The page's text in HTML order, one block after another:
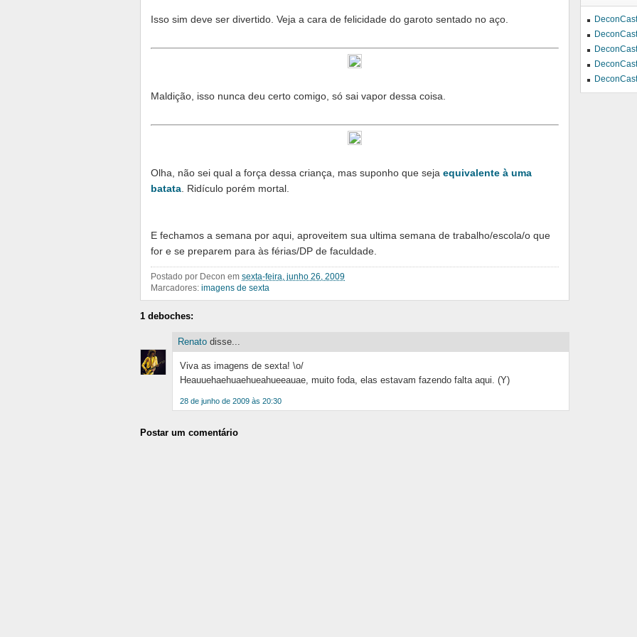
Isso sim deve ser divertido. Veja a cara de felicidade do garoto sentado no aço.
Maldição, isso nunca deu certo comigo, só sai vapor dessa coisa.
Olha, não sei qual a força dessa criança, mas suponho que seja equivalente à uma
batata . Ridículo porém mortal.
E fechamos a semana por aqui, aproveitem sua ultima semana de trabalho/escola/o que
for e se preparem para às férias/DP de faculdade.
Postado por Decon em sexta-feira, junho 26, 2009
Marcadores: imagens de sexta
1 deboches:
Renato disse...
Viva as imagens de sexta! \o/
Heauuehaehuaehueahueeauae, muito foda, elas estavam fazendo falta aqui. (Y)
28 de junho de 2009 às 20:30
Postar um comentário